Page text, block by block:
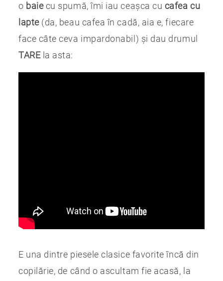
o baiecu spumă, îmi iau ceașca cu cafea cu
lapte(da, beau cafea în cadă, aia e, fiecare
face câte ceva impardonabil) și dau drumul
TAREla asta:
E una dintre piesele clasice favorite încă din
copilărie, de când o ascultam fie acasă, la